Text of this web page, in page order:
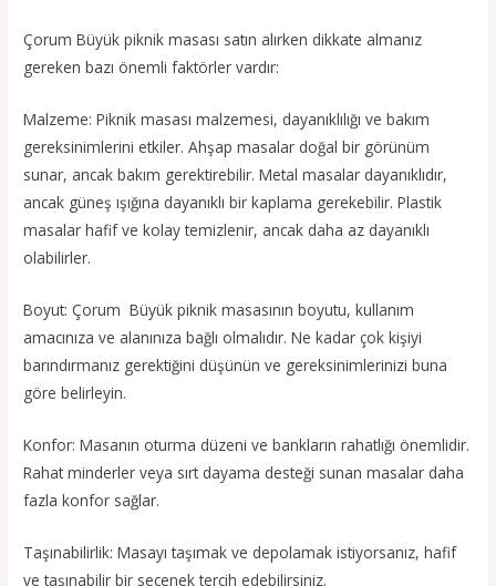
Çorum Büyük piknik masası satın alırken dikkate almanız
gereken bazı önemli faktörler vardır:
Malzeme: Piknik masası malzemesi, dayanıklılığı ve bakım
gereksinimlerini etkiler. Ahşap masalar doğal bir görünüm
sunar, ancak bakım gerektirebilir. Metal masalar dayanıklıdır,
ancak güneş ışığına dayanıklı bir kaplama gerekebilir. Plastik
masalar hafif ve kolay temizlenir, ancak daha az dayanıklı
olabilirler.
Boyut: Çorum Büyük piknik masasının boyutu, kullanım
amacınıza ve alanınıza bağlı olmalıdır. Ne kadar çok kişiyi
barındırmanız gerektiğini düşünün ve gereksinimlerinizi buna
göre belirleyin.
Konfor: Masanın oturma düzeni ve bankların rahatlığı önemlidir.
Rahat minderler veya sırt dayama desteği sunan masalar daha
fazla konfor sağlar.
Taşınabilirlik: Masayı taşımak ve depolamak istiyorsanız, hafif
ve taşınabilir bir seçenek tercih edebilirsiniz.